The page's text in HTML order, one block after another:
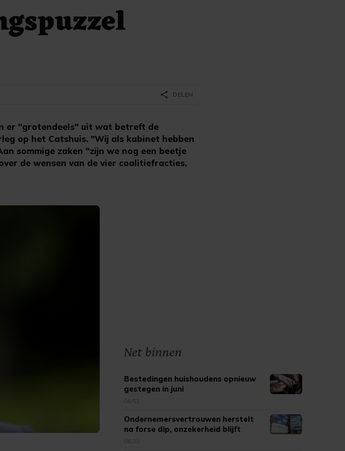
er "grotendeels" uit wat betreft de
op het Catshuis. "Wij als kabinet hebben
sommige zaken "zijn we nog een beetje
de wensen van de vier coalitiefracties,
share DELEN
Net binnen
Bestedingen huishoudens opnieuw
gestegen in juni
06:51
Ondernemersvertrouwen herstelt
na forse dip, onzekerheid blijft
06:30